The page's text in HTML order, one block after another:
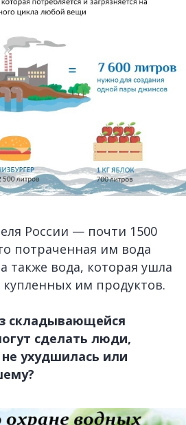
России — почти 1500
потраченная им вода
также вода, которая ушла
им продуктов.
складывающейся
сделать люди,
ухудшилась или